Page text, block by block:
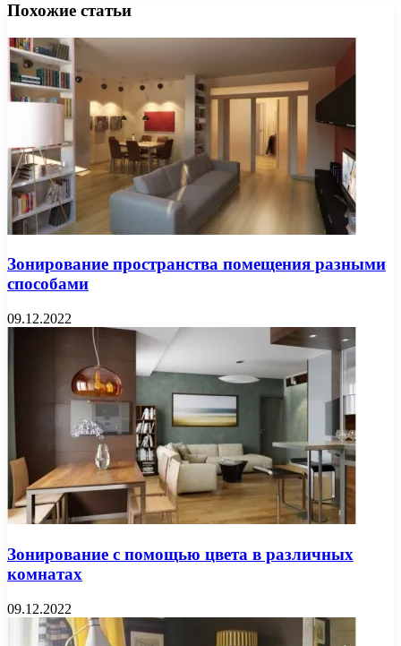
Похожие статьи
Зонирование пространства помещения разными
способами
09.12.2022
Зонирование с помощью цвета в различных
комнатах
09.12.2022